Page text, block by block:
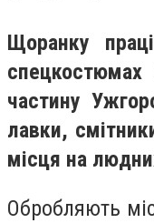
Щоранку
спецкостюмах
частину
лавки,
місця на
Обробляють